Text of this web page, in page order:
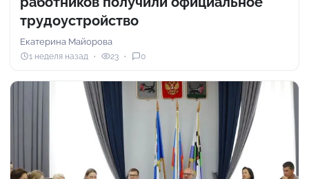
трудоустройство
Екатерина Майорова
1 неделя назад 23 0